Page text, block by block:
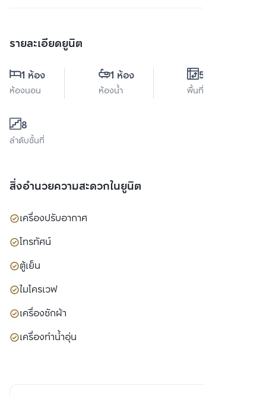
รายละเอียดยูนิต
1 ห้อง
ห้องนอน
1 ห้อง
ห้องน้ำ
56 ตร.ม.
พื้นที่ใช้สอย
8
ลำดับชั้นที่
สิ่งอำนวยความสะดวกในยูนิต
เครื่องปรับอากาศ
โทรทัศน์
ตู้เย็น
ไมโครเวฟ
เครื่องซักผ้า
เครื่องทำน้ำอุ่น